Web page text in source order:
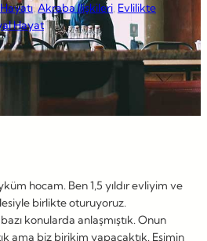
, Akraba İlişkileri, Evlilikte
Hayat
hocam. Ben 1,5 yıldır evliyim ve
birlikte oturuyoruz.
konularda anlaşmıştık. Onun
ama biz birikim yapacaktık. Eşimin